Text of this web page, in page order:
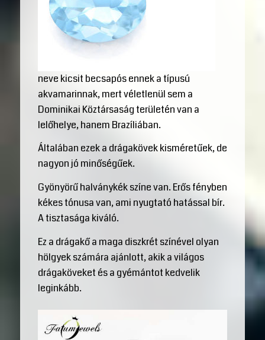
neve kicsit becsapós ennek a típusú
akvamarinnak, mert véletlenül sem a
Dominikai Köztársaság területén van a
lelőhelye, hanem Brazíliában.
Általában ezek a drágakövek kisméretűek, de
nagyon jó minőségűek.
Gyönyörű halványkék színe van. Erős fényben
kékes tónusa van, ami nyugtató hatással bír.
A tisztasága kiváló.
Ez a drágakő a maga diszkrét színével olyan
hölgyek számára ajánlott, akik a világos
drágaköveket és a gyémántot kedvelik
leginkább.